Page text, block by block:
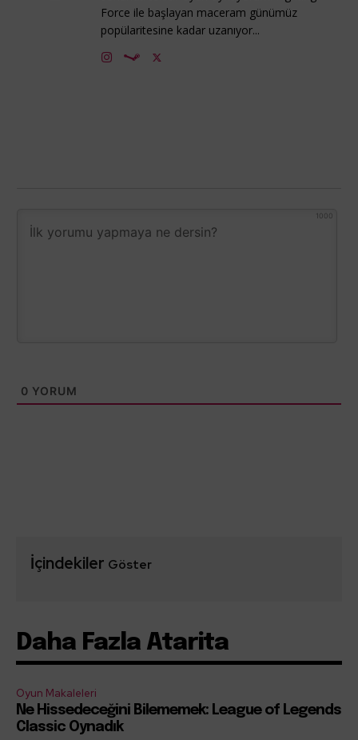
Force ile başlayan maceram günümüz
popülaritesine kadar uzanıyor...
1000
0 YORUM
İçindekiler Göster
Daha Fazla Atarita
Oyun Makaleleri
Ne Hissedeceğini Bilememek: League of Legends
Classic Oynadık